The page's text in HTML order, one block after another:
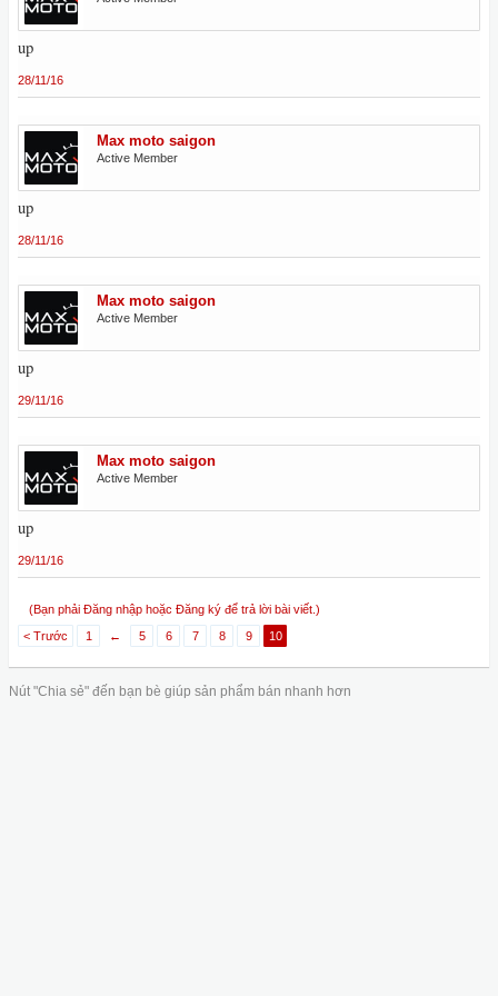
up
28/11/16
Max moto saigon
Active Member
up
28/11/16
Max moto saigon
Active Member
up
29/11/16
Max moto saigon
Active Member
up
29/11/16
(Bạn phải Đăng nhập hoặc Đăng ký để trả lời bài viết.)
< Trước
1 ← 5 6 7 8 9 10
Nút "Chia sẻ" đến bạn bè giúp sản phẩm bán nhanh hơn